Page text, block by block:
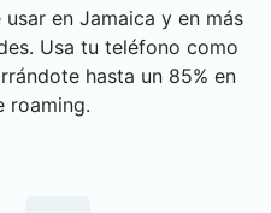
en Jamaica y en más
Usa tu teléfono como
hasta un 85% en
roaming.